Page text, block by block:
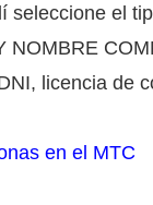
seleccione el
NOMBRE
licencia de
en el MTC